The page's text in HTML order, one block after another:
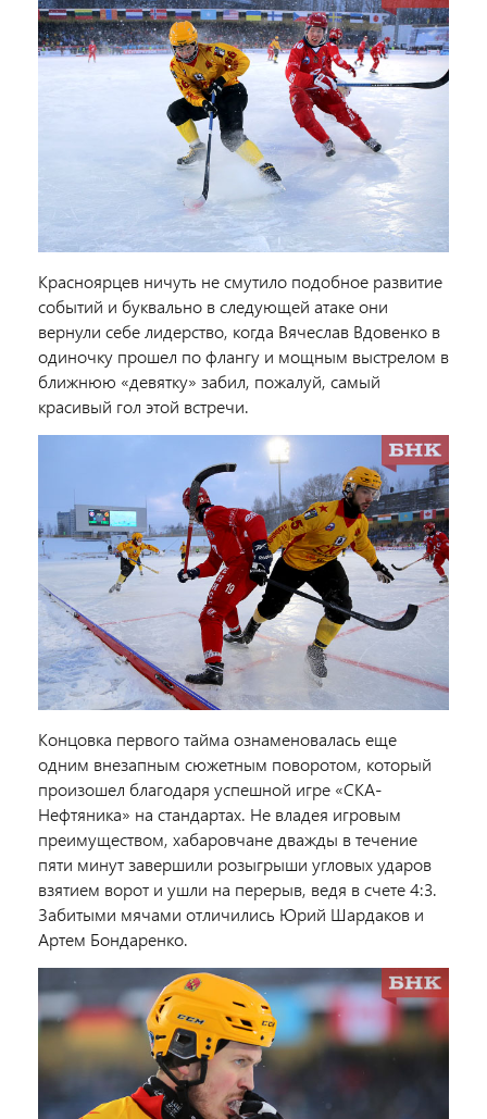
Красноярцев ничуть не смутило подобное развитие
событий и буквально в следующей атаке они
вернули себе лидерство, когда Вячеслав Вдовенко в
одиночку прошел по флангу и мощным выстрелом в
ближнюю «девятку» забил, пожалуй, самый
красивый гол этой встречи.
Концовка первого тайма ознаменовалась еще
одним внезапным сюжетным поворотом, который
произошел благодаря успешной игре «СКА-
Нефтяника» на стандартах. Не владея игровым
преимуществом, хабаровчане дважды в течение
пяти минут завершили розыгрыши угловых ударов
взятием ворот и ушли на перерыв, ведя в счете 4:3.
Забитыми мячами отличились Юрий Шардаков и
Артем Бондаренко.